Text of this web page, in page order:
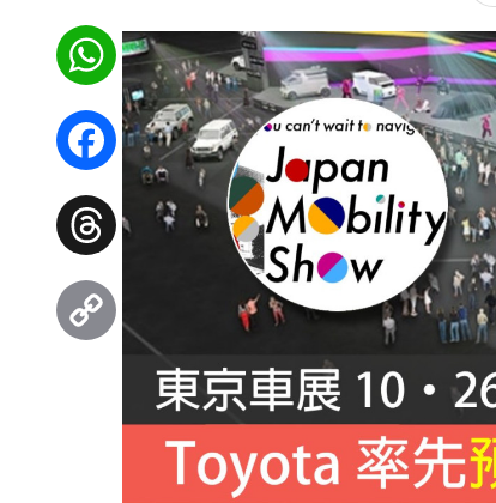
WhatsApp
Facebook
Threads